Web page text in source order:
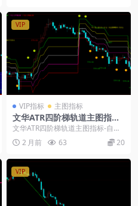
VIP
VIP指标 主图指标
文华ATR四阶梯轨道主图指标-
自带震荡过滤日内多空提示源
码
文华ATR四阶梯轨道主图指标-自带
震荡过滤日内多空提示源码： 文华
ATR阶梯轨道...
2 月前 63 20
VIP